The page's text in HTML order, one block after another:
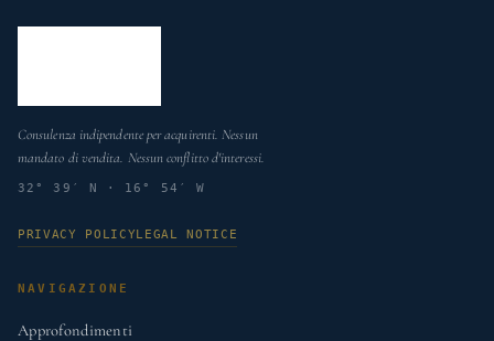
Consulenza indipendente per acquirenti. Nessun
mandato di vendita. Nessun conflitto d'interessi.
32° 39′ N · 16° 54′ W
PRIVACY POLICYLEGAL NOTICE
NAVIGAZIONE
Approfondimenti